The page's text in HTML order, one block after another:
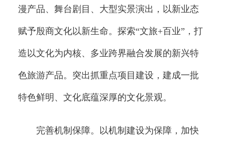
漫产品、舞台剧目、大型实景演出，以新业态
赋予殷商文化以新生命。探索“文旅+百业”，打
造以文化为内核、多业跨界融合发展的新兴特
色旅游产品。突出抓重点项目建设，建成一批
特色鲜明、文化底蕴深厚的文化景观。
完善机制保障。以机制建设为保障，加快